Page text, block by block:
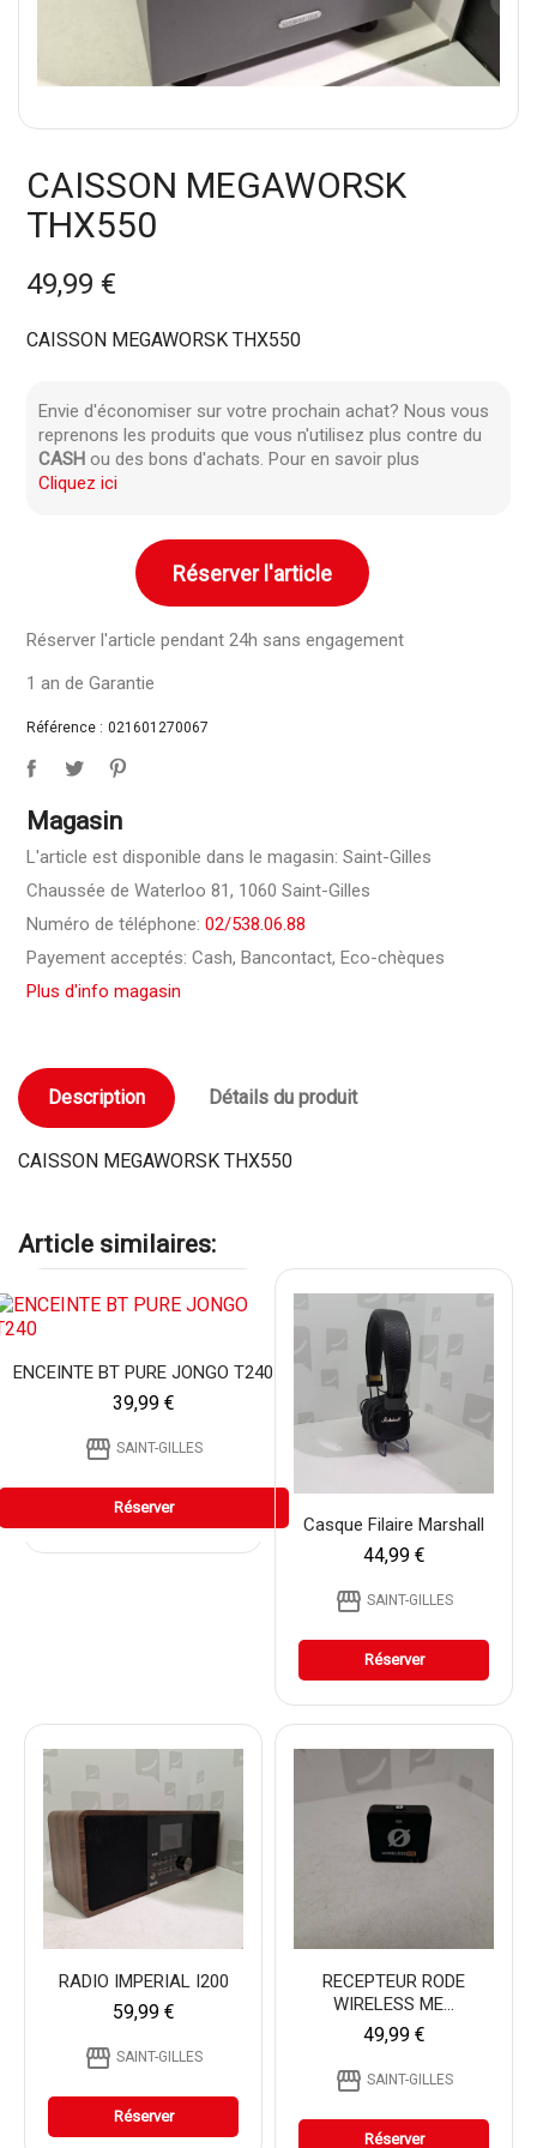
CAISSON MEGAWORSK
THX550
49,99 €
CAISSON MEGAWORSK THX550
Envie d'économiser sur votre prochain achat? Nous vous
reprenons les produits que vous n'utilisez plus contre du
CASH ou des bons d'achats. Pour en savoir plus
Cliquez ici
Réserver l'article
Réserver l'article pendant 24h sans engagement
1 an de Garantie
Référence : 021601270067
Magasin
L'article est disponible dans le magasin: Saint-Gilles
Chaussée de Waterloo 81, 1060 Saint-Gilles
Numéro de téléphone:02/538.06.88
Payement acceptés: Cash, Bancontact, Eco-chèques
Plus d'info magasin
Description Détails du produit
CAISSON MEGAWORSK THX550
Article similaires:
ENCEINTE BT PURE JONGO T240
39,99 €
storefront SAINT-GILLES
Réserver
Casque Filaire Marshall
44,99 €
storefront SAINT-GILLES
Réserver
RADIO IMPERIAL I200
59,99 €
storefront SAINT-GILLES
Réserver
RECEPTEUR RODE
WIRELESS ME...
49,99 €
storefront SAINT-GILLES
Réserver